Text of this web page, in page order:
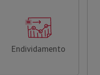
Endividamento